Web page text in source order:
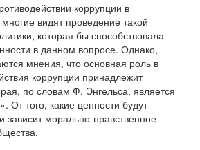
коррупции в
видят проведение такой
которая бы способствовала
в данном вопросе. Однако,
мнения, что основная роль в
коррупции принадлежит
по словам Ф. Энгельса, является
От того, какие ценности будут
зависит морально-нравственное